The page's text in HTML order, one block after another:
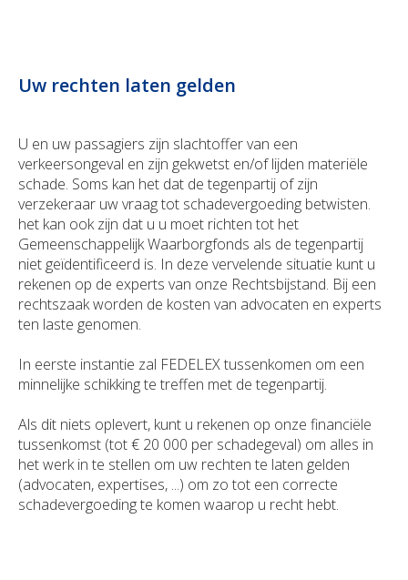
Uw rechten laten gelden
U en uw passagiers zijn slachtoffer van een
verkeersongeval en zijn gekwetst en/of lijden materiële
schade. Soms kan het dat de tegenpartij of zijn
verzekeraar uw vraag tot schadevergoeding betwisten.
het kan ook zijn dat u u moet richten tot het
Gemeenschappelijk Waarborgfonds als de tegenpartij
niet geïdentificeerd is. In deze vervelende situatie kunt u
rekenen op de experts van onze Rechtsbijstand. Bij een
rechtszaak worden de kosten van advocaten en experts
ten laste genomen.
In eerste instantie zal FEDELEX tussenkomen om een
minnelijke schikking te treffen met de tegenpartij.
Als dit niets oplevert, kunt u rekenen op onze financiële
tussenkomst (tot € 20 000 per schadegeval) om alles in
het werk in te stellen om uw rechten te laten gelden
(advocaten, expertises, ...) om zo tot een correcte
schadevergoeding te komen waarop u recht hebt.